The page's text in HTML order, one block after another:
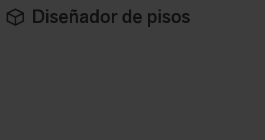
Diseñador de pisos